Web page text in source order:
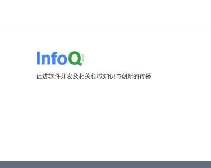
促进软件开发及相关领域知识与创新的传播